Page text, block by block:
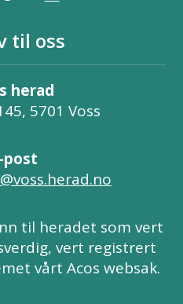
til oss
herad
5701 Voss
post
til heradet som vert
vert registrert
vårt Acos websak.